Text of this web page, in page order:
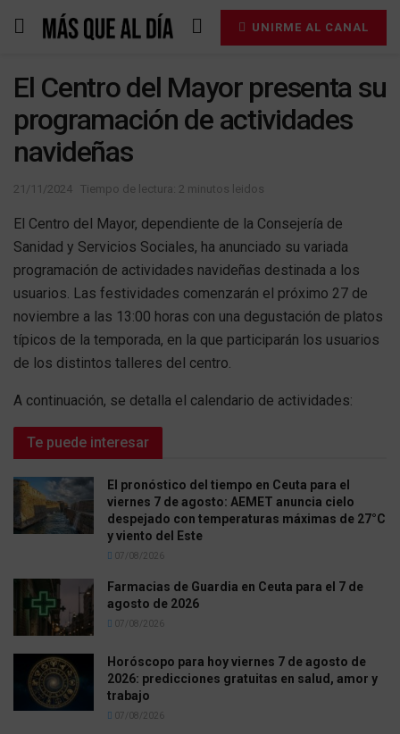
UNIRME AL CANAL
El Centro del Mayor presenta su
programación de actividades
navideñas
21/11/2024 Tiempo de lectura: 2 minutos leidos
El Centro del Mayor, dependiente de la Consejería de
Sanidad y Servicios Sociales, ha anunciado su variada
programación de actividades navideñas destinada a los
usuarios. Las festividades comenzarán el próximo 27 de
noviembre a las 13:00 horas con una degustación de platos
típicos de la temporada, en la que participarán los usuarios
de los distintos talleres del centro.
A continuación, se detalla el calendario de actividades:
Te puede interesar
El pronóstico del tiempo en Ceuta para el
viernes 7 de agosto: AEMET anuncia cielo
despejado con temperaturas máximas de 27°C
y viento del Este
07/08/2026
Farmacias de Guardia en Ceuta para el 7 de
agosto de 2026
07/08/2026
Horóscopo para hoy viernes 7 de agosto de
2026: predicciones gratuitas en salud, amor y
trabajo
07/08/2026